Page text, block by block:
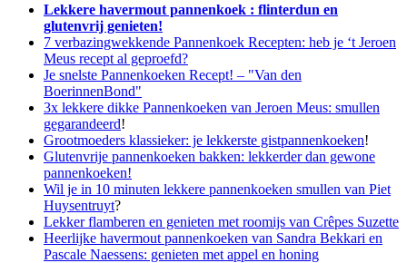
Lekkere havermout pannenkoek : flinterdun en
glutenvrij genieten!
7 verbazingwekkende Pannenkoek Recepten: heb je ‘t Jeroen
Meus recept al geproefd?
Je snelste Pannenkoeken Recept! – "Van den
BoerinnenBond"
3x lekkere dikke Pannenkoeken van Jeroen Meus: smullen
gegarandeerd!
Grootmoeders klassieker: je lekkerste gistpannenkoeken!
Glutenvrije pannenkoeken bakken: lekkerder dan gewone
pannenkoeken!
Wil je in 10 minuten lekkere pannenkoeken smullen van Piet
Huysentruyt?
Lekker flamberen en genieten met roomijs van Crêpes Suzette
Heerlijke havermout pannenkoeken van Sandra Bekkari en
Pascale Naessens: genieten met appel en honing